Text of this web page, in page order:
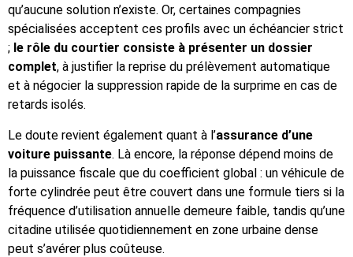
qu’aucune solution n’existe. Or, certaines compagnies
spécialisées acceptent ces profils avec un échéancier strict
; le rôle du courtier consiste à présenter un dossier
complet, à justifier la reprise du prélèvement automatique
et à négocier la suppression rapide de la surprime en cas de
retards isolés.
Le doute revient également quant à l’assurance d’une
voiture puissante. Là encore, la réponse dépend moins de
la puissance fiscale que du coefficient global : un véhicule de
forte cylindrée peut être couvert dans une formule tiers si la
fréquence d’utilisation annuelle demeure faible, tandis qu’une
citadine utilisée quotidiennement en zone urbaine dense
peut s’avérer plus coûteuse.